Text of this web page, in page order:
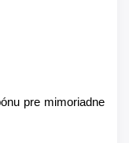
pre mimoriadne